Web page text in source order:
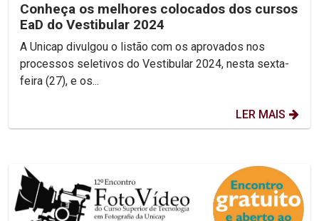
Conheça os melhores colocados dos cursos
EaD do Vestibular 2024
A Unicap divulgou o listão com os aprovados nos
processos seletivos do Vestibular 2024, nesta sexta-
feira (27), e os...
LER MAIS